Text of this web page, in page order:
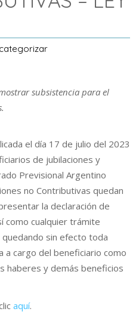
subsistencia para el
el día 17 de julio del 2023
de jubilaciones y
Previsional Argentino
no Contributivas quedan
la declaración de
como cualquier trámite
sin efecto toda
a cargo del beneficiario como
haberes y demás beneficios
aquí.